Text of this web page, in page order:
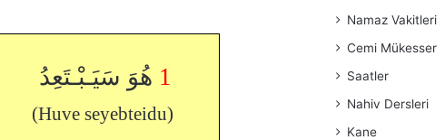
هُوَ سَيَـبْـتَعِدُ 1
(Huve seyebteidu)
Namaz Vakitleri
Cemi Mükesser
Saatler
Nahiv Dersleri
Kane